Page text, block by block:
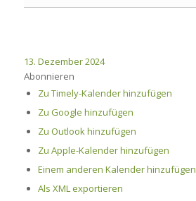
13. Dezember 2024
Abonnieren
Zu Timely-Kalender hinzufügen
Zu Google hinzufügen
Zu Outlook hinzufügen
Zu Apple-Kalender hinzufügen
Einem anderen Kalender hinzufügen
Als XML exportieren